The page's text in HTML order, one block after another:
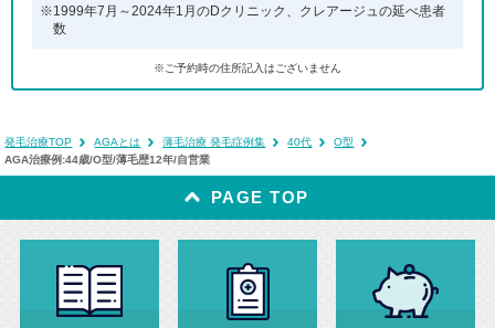
※1999年7月～2024年1月のDクリニック、クレアージュの延べ患者
数
※ご予約時の住所記入はございません
発毛治療TOP AGAとは 薄毛治療 発毛症例集 40代
O型
AGA治療例:44歳/O型/薄毛歴12年/自営業
PAGE TOP